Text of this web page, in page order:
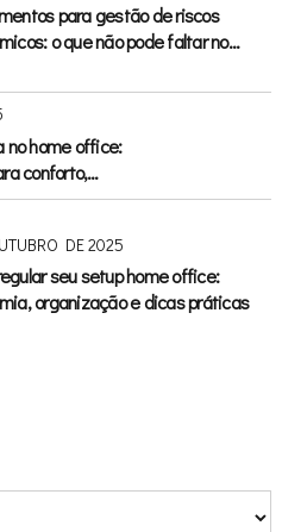
para gestão de riscos
o que não pode faltar no
no home office:
conforto,
DE 2025
seu setup home office:
organização e dicas práticas